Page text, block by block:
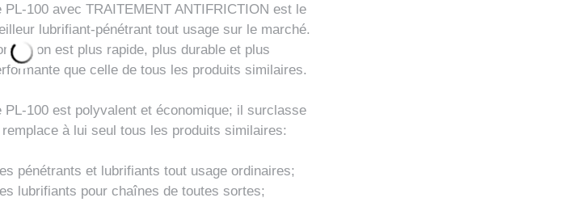
PL-100 avec TRAITEMENT ANTIFRICTION est le
lubrifiant-pénétrant tout usage sur le marché.
action est plus rapide, plus durable et plus
que celle de tous les produits similaires.
PL-100 est polyvalent et économique; il surclasse
à lui seul tous les produits similaires:
pénétrants et lubrifiants tout usage ordinaires;
lubrifiants pour chaînes de toutes sortes;